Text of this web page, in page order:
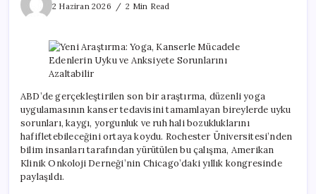
2 Haziran 2026
2 Min Read
Edenlerin
Sorunlarını
Azaltabilir
için
ABD’de gerçekleştirilen son bir araştırma, düzenli yoga
uygulamasının kanser tedavisini tamamlayan bireylerde uyku
sorunları, kaygı, yorgunluk ve ruh hali bozukluklarını
hafifletebileceğini ortaya koydu. Rochester Üniversitesi’nden
bilim insanları tarafından yürütülen bu çalışma, Amerikan
Klinik Onkoloji Derneği’nin Chicago’daki yıllık kongresinde
paylaşıldı.